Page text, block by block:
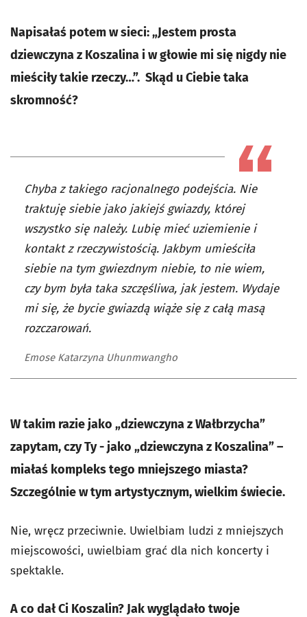
Napisałaś potem w sieci: „Jestem prosta
dziewczyna z Koszalina i w głowie mi się nigdy nie
mieściły takie rzeczy…”. Skąd u Ciebie taka
skromność?
Chyba z takiego racjonalnego podejścia. Nie
traktuję siebie jako jakiejś gwiazdy, której
wszystko się należy. Lubię mieć uziemienie i
kontakt z rzeczywistością. Jakbym umieściła
siebie na tym gwiezdnym niebie, to nie wiem,
czy bym była taka szczęśliwa, jak jestem. Wydaje
mi się, że bycie gwiazdą wiąże się z całą masą
rozczarowań.
Emose Katarzyna Uhunmwangho
W takim razie jako „dziewczyna z Wałbrzycha”
zapytam, czy Ty - jako „dziewczyna z Koszalina” –
miałaś kompleks tego mniejszego miasta?
Szczególnie w tym artystycznym, wielkim świecie.
Nie, wręcz przeciwnie. Uwielbiam ludzi z mniejszych
miejscowości, uwielbiam grać dla nich koncerty i
spektakle.
A co dał Ci Koszalin? Jak wyglądało twoje